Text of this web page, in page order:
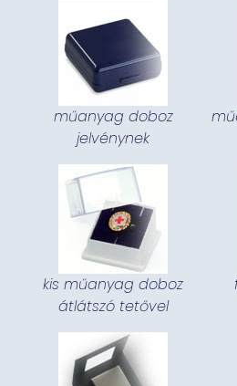
műanyag doboz
jelvénynek
kis műanyag doboz
átlátszó tetővel